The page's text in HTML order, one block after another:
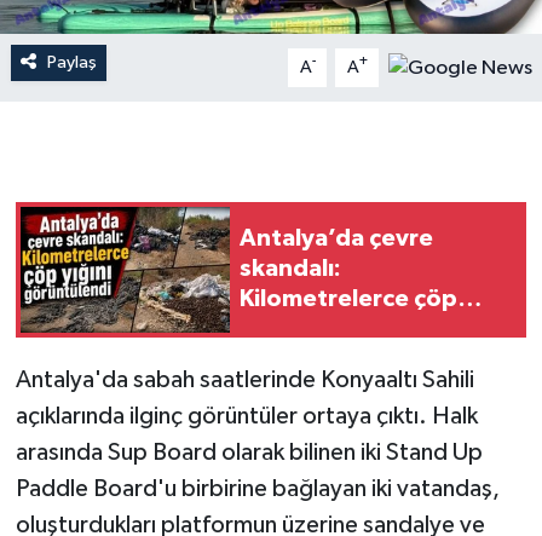
Paylaş A- A+
Antalya’da çevre
skandalı:
Kilometrelerce çöp
Antalya'da sabah saatlerinde Konyaaltı Sahili
açıklarında ilginç görüntüler ortaya çıktı. Halk
arasında Sup Board olarak bilinen iki Stand Up
Paddle Board'u birbirine bağlayan iki vatandaş,
oluşturdukları platformun üzerine sandalye ve